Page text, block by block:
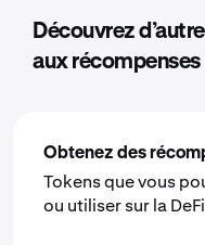
Découvrez
aux récompenses
Obtenez des
Tokens que vous
ou utiliser sur la DeFi